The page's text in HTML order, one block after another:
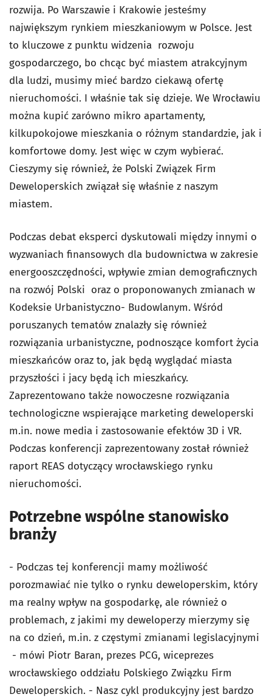
rozwija. Po Warszawie i Krakowie jesteśmy
największym rynkiem mieszkaniowym w Polsce. Jest
to kluczowe z punktu widzenia rozwoju
gospodarczego, bo chcąc być miastem atrakcyjnym
dla ludzi, musimy mieć bardzo ciekawą ofertę
nieruchomości. I właśnie tak się dzieje. We Wrocławiu
można kupić zarówno mikro apartamenty,
kilkupokojowe mieszkania o różnym standardzie, jak i
komfortowe domy. Jest więc w czym wybierać.
Cieszymy się również, że Polski Związek Firm
Deweloperskich związał się właśnie z naszym
miastem.
Podczas debat eksperci dyskutowali między innymi o
wyzwaniach finansowych dla budownictwa w zakresie
energooszczędności, wpływie zmian demograficznych
na rozwój Polski oraz o proponowanych zmianach w
Kodeksie Urbanistyczno- Budowlanym. Wśród
poruszanych tematów znalazły się również
rozwiązania urbanistyczne, podnoszące komfort życia
mieszkańców oraz to, jak będą wyglądać miasta
przyszłości i jacy będą ich mieszkańcy.
Zaprezentowano także nowoczesne rozwiązania
technologiczne wspierające marketing deweloperski
m.in. nowe media i zastosowanie efektów 3D i VR.
Podczas konferencji zaprezentowany został również
raport REAS dotyczący wrocławskiego rynku
nieruchomości.
Potrzebne wspólne stanowisko
branży
- Podczas tej konferencji mamy możliwość
porozmawiać nie tylko o rynku deweloperskim, który
ma realny wpływ na gospodarkę, ale również o
problemach, z jakimi my deweloperzy mierzymy się
na co dzień, m.in. z częstymi zmianami legislacyjnymi
- mówi Piotr Baran, prezes PCG, wiceprezes
wrocławskiego oddziału Polskiego Związku Firm
Deweloperskich. - Nasz cykl produkcyjny jest bardzo